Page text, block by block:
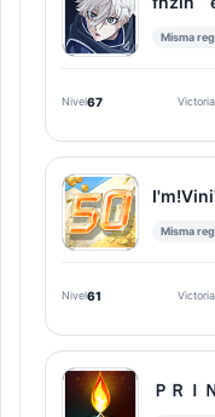
Misma
Nivel67
I'mㅤ
Misma
Nivel61
ＰＲＩ